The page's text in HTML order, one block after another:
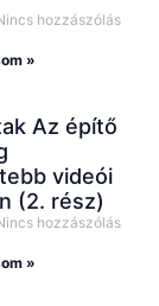
hozzászólás
»
Az építő
videói
(2. rész)
hozzászólás
»